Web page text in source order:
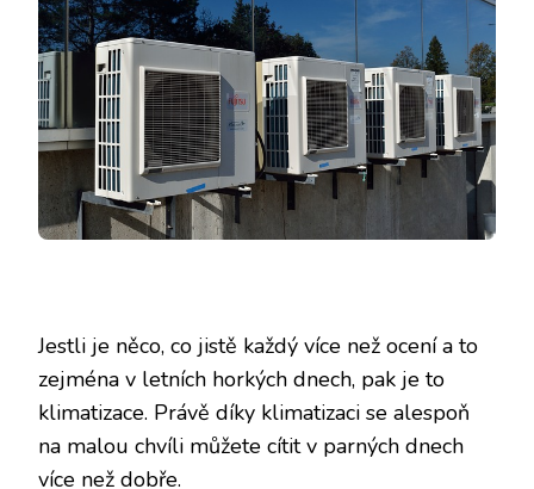
Jestli je něco, co jistě každý více než ocení a to
zejména v letních horkých dnech, pak je to
klimatizace. Právě díky klimatizaci se alespoň
na malou chvíli můžete cítit v parných dnech
více než dobře.